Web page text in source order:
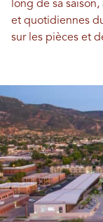
long de sa
et quotidiennes
sur les pièces et